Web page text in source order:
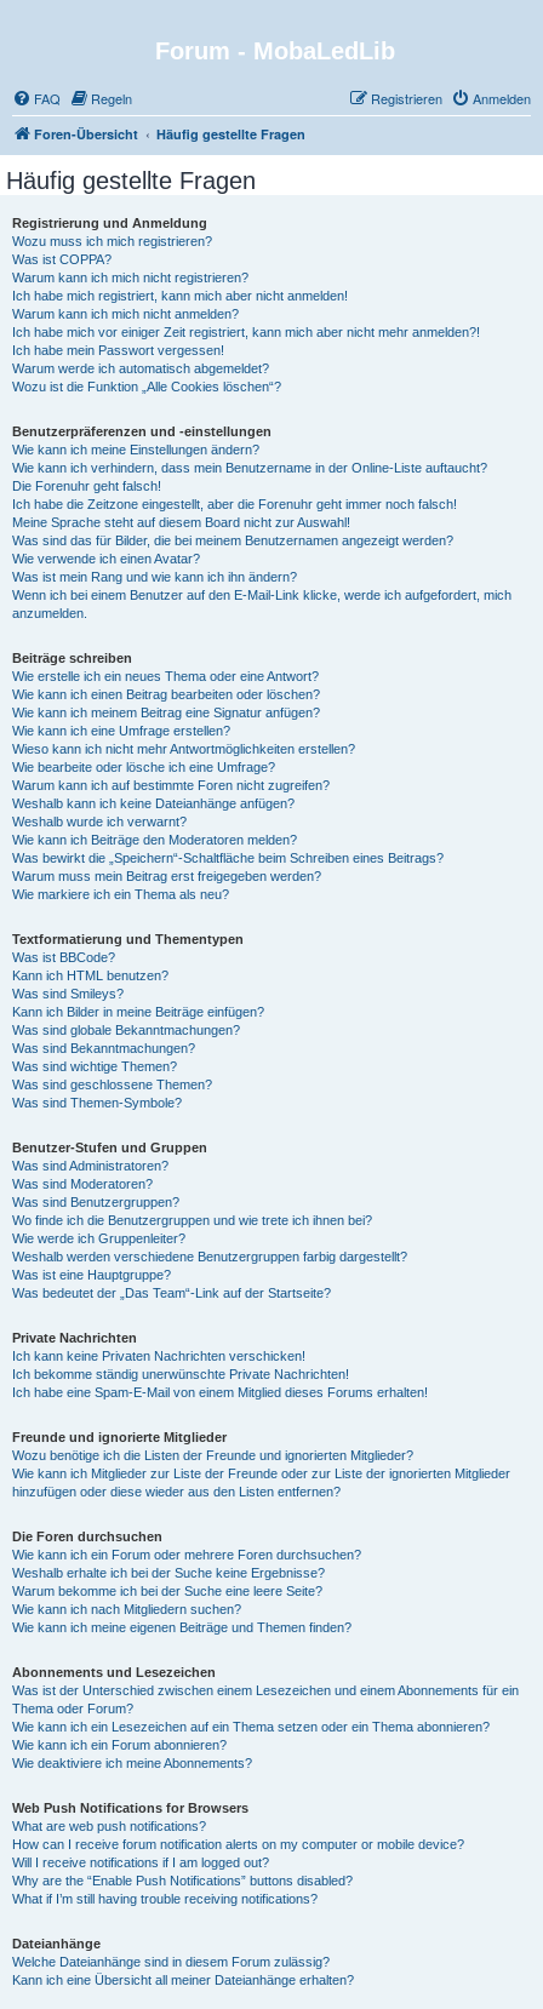
Forum - MobaLedLib
FAQ Regeln Anmelden
Registrieren
Foren-Übersicht Häufig gestellte Fragen
Häufig gestellte Fragen
Registrierung und Anmeldung
Wozu muss ich mich registrieren?
Was ist COPPA?
Warum kann ich mich nicht registrieren?
Ich habe mich registriert, kann mich aber nicht anmelden!
Warum kann ich mich nicht anmelden?
Ich habe mich vor einiger Zeit registriert, kann mich aber nicht mehr anmelden?!
Ich habe mein Passwort vergessen!
Warum werde ich automatisch abgemeldet?
Wozu ist die Funktion „Alle Cookies löschen“?
Benutzerpräferenzen und -einstellungen
Wie kann ich meine Einstellungen ändern?
Wie kann ich verhindern, dass mein Benutzername in der Online-Liste auftaucht?
Die Forenuhr geht falsch!
Ich habe die Zeitzone eingestellt, aber die Forenuhr geht immer noch falsch!
Meine Sprache steht auf diesem Board nicht zur Auswahl!
Was sind das für Bilder, die bei meinem Benutzernamen angezeigt werden?
Wie verwende ich einen Avatar?
Was ist mein Rang und wie kann ich ihn ändern?
Wenn ich bei einem Benutzer auf den E-Mail-Link klicke, werde ich aufgefordert, mich
anzumelden.
Beiträge schreiben
Wie erstelle ich ein neues Thema oder eine Antwort?
Wie kann ich einen Beitrag bearbeiten oder löschen?
Wie kann ich meinem Beitrag eine Signatur anfügen?
Wie kann ich eine Umfrage erstellen?
Wieso kann ich nicht mehr Antwortmöglichkeiten erstellen?
Wie bearbeite oder lösche ich eine Umfrage?
Warum kann ich auf bestimmte Foren nicht zugreifen?
Weshalb kann ich keine Dateianhänge anfügen?
Weshalb wurde ich verwarnt?
Wie kann ich Beiträge den Moderatoren melden?
Was bewirkt die „Speichern“-Schaltfläche beim Schreiben eines Beitrags?
Warum muss mein Beitrag erst freigegeben werden?
Wie markiere ich ein Thema als neu?
Textformatierung und Thementypen
Was ist BBCode?
Kann ich HTML benutzen?
Was sind Smileys?
Kann ich Bilder in meine Beiträge einfügen?
Was sind globale Bekanntmachungen?
Was sind Bekanntmachungen?
Was sind wichtige Themen?
Was sind geschlossene Themen?
Was sind Themen-Symbole?
Benutzer-Stufen und Gruppen
Was sind Administratoren?
Was sind Moderatoren?
Was sind Benutzergruppen?
Wo finde ich die Benutzergruppen und wie trete ich ihnen bei?
Wie werde ich Gruppenleiter?
Weshalb werden verschiedene Benutzergruppen farbig dargestellt?
Was ist eine Hauptgruppe?
Was bedeutet der „Das Team“-Link auf der Startseite?
Private Nachrichten
Ich kann keine Privaten Nachrichten verschicken!
Ich bekomme ständig unerwünschte Private Nachrichten!
Ich habe eine Spam-E-Mail von einem Mitglied dieses Forums erhalten!
Freunde und ignorierte Mitglieder
Wozu benötige ich die Listen der Freunde und ignorierten Mitglieder?
Wie kann ich Mitglieder zur Liste der Freunde oder zur Liste der ignorierten Mitglieder
hinzufügen oder diese wieder aus den Listen entfernen?
Die Foren durchsuchen
Wie kann ich ein Forum oder mehrere Foren durchsuchen?
Weshalb erhalte ich bei der Suche keine Ergebnisse?
Warum bekomme ich bei der Suche eine leere Seite?
Wie kann ich nach Mitgliedern suchen?
Wie kann ich meine eigenen Beiträge und Themen finden?
Abonnements und Lesezeichen
Was ist der Unterschied zwischen einem Lesezeichen und einem Abonnements für ein
Thema oder Forum?
Wie kann ich ein Lesezeichen auf ein Thema setzen oder ein Thema abonnieren?
Wie kann ich ein Forum abonnieren?
Wie deaktiviere ich meine Abonnements?
Web Push Notifications for Browsers
What are web push notifications?
How can I receive forum notification alerts on my computer or mobile device?
Will I receive notifications if I am logged out?
Why are the “Enable Push Notifications” buttons disabled?
What if I’m still having trouble receiving notifications?
Dateianhänge
Welche Dateianhänge sind in diesem Forum zulässig?
Kann ich eine Übersicht all meiner Dateianhänge erhalten?